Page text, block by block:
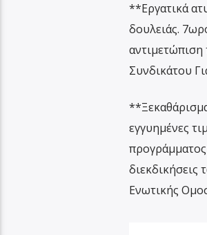
**Εργατικά
δουλειάς.
Συνδικάτου
εγγυημένες
Ενωτικής